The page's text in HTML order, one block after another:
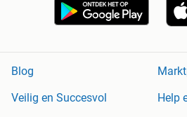
Blog
Veilig en Succesvol
Help